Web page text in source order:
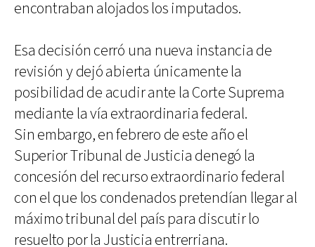
encontraban alojados los imputados.
Esa decisión cerró una nueva instancia de
revisión y dejó abierta únicamente la
posibilidad de acudir ante la Corte Suprema
mediante la vía extraordinaria federal.
Sin embargo, en febrero de este año el
Superior Tribunal de Justicia denegó la
concesión del recurso extraordinario federal
con el que los condenados pretendían llegar al
máximo tribunal del país para discutir lo
resuelto por la Justicia entrerriana.